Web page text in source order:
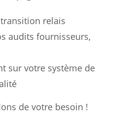
relais
audits fournisseurs,
sur votre système de
de votre besoin !